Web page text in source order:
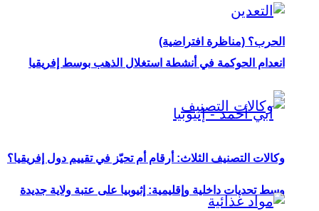
الحرب؟ (مناظرة افتراضية)
وسط تحديات داخلية وإقليمية: إثيوبيا على عتبة ولاية جديدة
انعدام الحوكمة في أنشطة استغلال الذهب بوسط إفريقيا
وكالات التصنيف الثلاث: أرقام أم تحيّز في تقييم دول إفريقيا؟